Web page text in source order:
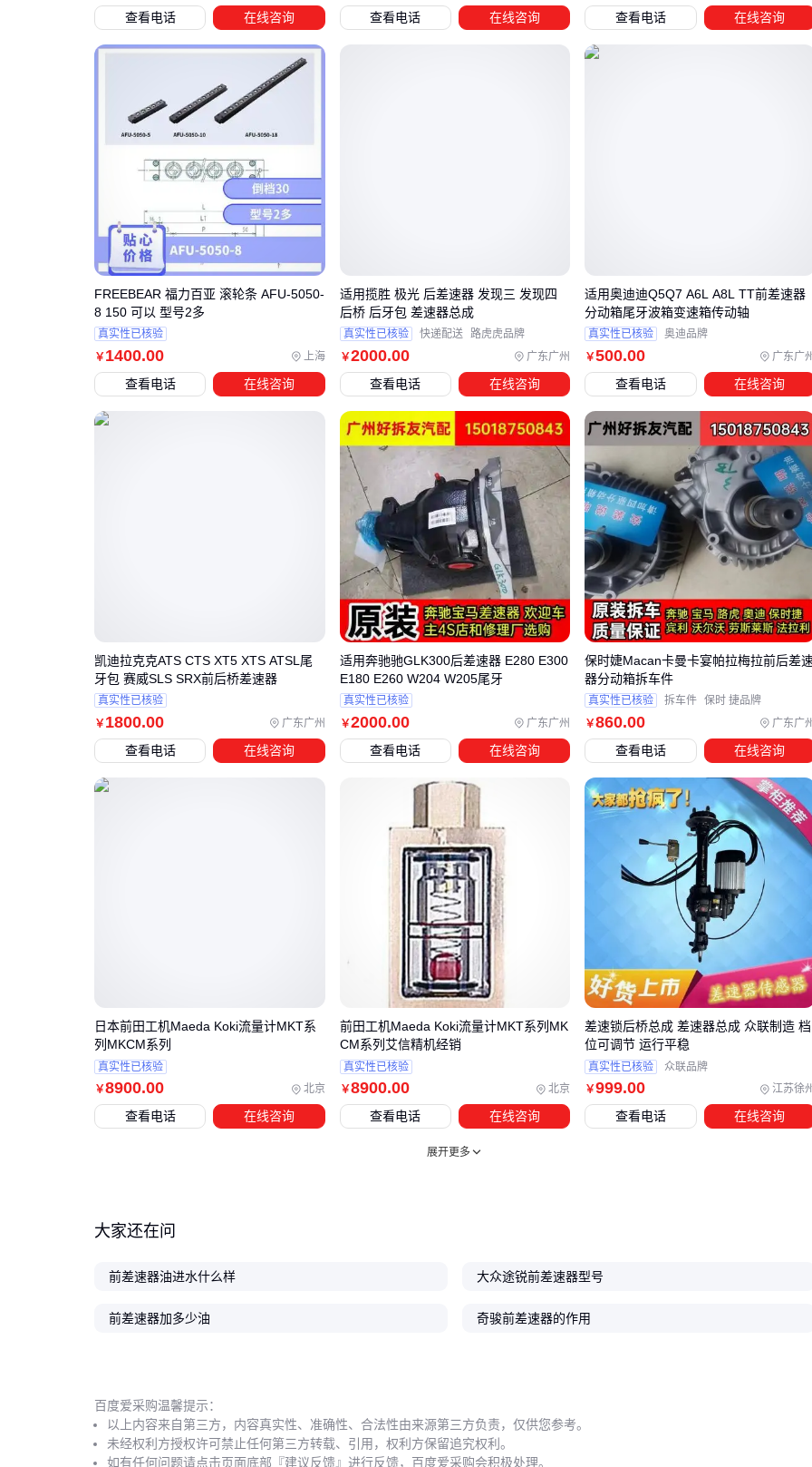
前差速器的选型首先要明确车辆驱动形式：前驱车型的前差速
提升齿轮抗冲击能力。而非标定制齿形则能适配特殊传动比需
求，例如改装车或工程机械的特定转速匹配。
的选型需同步考虑安装空间和散热需求：
矿用车等重型机械需要高合金铸造壳体应对持续冲击
紧凑型乘用车则更关注壳体与半轴
的密封配合度
改装场景下需确认壳体轴承座尺寸是否兼容原车传动轴
中央差速器无法替代前差速器的核心功能——前者负责轴间动
力分配，后者解决轮间转速差。混用会导致转向时传动系统异
常磨损。选型后还需确认
万向节
和半轴规格是否与差速器输
出端匹配。
四、忽视这些配件，前差速器可能提前报废
前差速器安装后，油封和支架的适配性往往被低估。劣质差速
器油封
在高温高压下易变形，导致齿轮油渗漏；而刚性不足
的支架会放大传动轴振动，加速轴承磨损。
关键配套组件需同步考虑：
差速器油
封：优先选择双唇结构设计，能同时阻挡外部泥
水和内部油液渗出
固定支架：铸铁材质比普通钢制支架更能吸收高频振动
专用密封胶：
等耐油性产品可填补壳体
接缝微间隙
差速器拆装工具的选择直接影响安装精度。非专用工具可能损
伤壳体螺纹，导致二次维修时必须更换整个差速器总成
于路虎等特殊齿形的车型，23齿专用工具能避免齿轮对位偏
差。
建议在采购差速器时同步配齐修理包，包含
凯迪拉克差速器修
理包
等车型专用密封件。这样既避免临时采购的型号混乱，
也能确保所有配件来自同一批次工艺。
五、这些异常响动是前差速器的求救信号
前差速器最典型的故障模式往往有预警期。转弯时持续的嗡嗡
换间隔要缩短30%-40%；而加装
选择前差速器本质是选择系统适配方案。先根据驱动形式锁定
核心参数，再通过差速器油封等配套组件验证兼容性，最后结
查看电话 在线咨询 查看电话 在线咨询 查看电话 在线咨询
￥ 1400.00 上海
FREEBEAR 福力百亚 滚轮条 AFU-5050-
8 150 可以 型号2多
真实性已核验
查看电话 在线咨询
￥2000.00 广东广州
适用揽胜 极光 后差速器 发现三 发现四
后桥 后牙包 差速器总成
真实性已核验 快递配送 路虎虎品牌
查看电话 在线咨询
￥500.00 广东广
适用奥迪迪Q5Q7 A6L A8L TT前差速器
分动箱尾牙波箱变速箱传动轴
真实性已核验 奥迪品牌
查看电话 在线咨询
￥1800.00 广东广州
凯迪拉克克ATS CTS XT5 XTS ATSL尾
牙包 赛威SLS SRX前后桥差速器
真实性已核验
查看电话 在线咨询
￥2000.00 广东广州
适用奔驰驰GLK300后差速器 E280 E300
E180 E260 W204 W205尾牙
真实性已核验
查看电话 在线咨询
￥860.00 广东广
保时婕Macan卡曼卡宴帕拉梅拉前后差
器分动箱拆车件
真实性已核验 拆车件 保时 捷品牌
查看电话 在线咨询
￥8900.00 北京
日本前田工机Maeda Koki流量计MKT系
列MKCM系列
真实性已核验
查看电话 在线咨询
￥8900.00 北京
前田工机Maeda Koki流量计MKT系列MK
CM系列艾信精机经销
真实性已核验
查看电话 在线咨询
￥999.00 江苏徐
差速锁后桥总成 差速器总成 众联制造 档
位可调节 运行平稳
真实性已核验 众联品牌
查看电话 在线咨询
展开更多
大家还在问
前差速器油进水什么样 大众途锐前差速器型号
前差速器加多少油 奇骏前差速器的作用
百度爱采购温馨提示：
以上内容来自第三方，内容真实性、准确性、合法性由来源第三方负责，仅供您参考。
未经权利方授权许可禁止任何第三方转载、引用，权利方保留追究权利。
如有任何问题请点击页面底部『建议反馈』进行反馈，百度爱采购会积极处理。